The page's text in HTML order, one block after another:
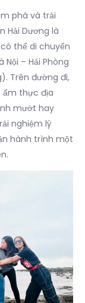
phá và trải
Hải Dương là
thể di chuyển
– Hải Phòng
Trên đường đi,
thực địa
mướt hay
nghiệm lý
hành trình một